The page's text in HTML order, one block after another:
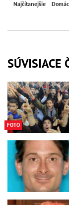
Najčítanejšie
SÚVISIACE
FOTO